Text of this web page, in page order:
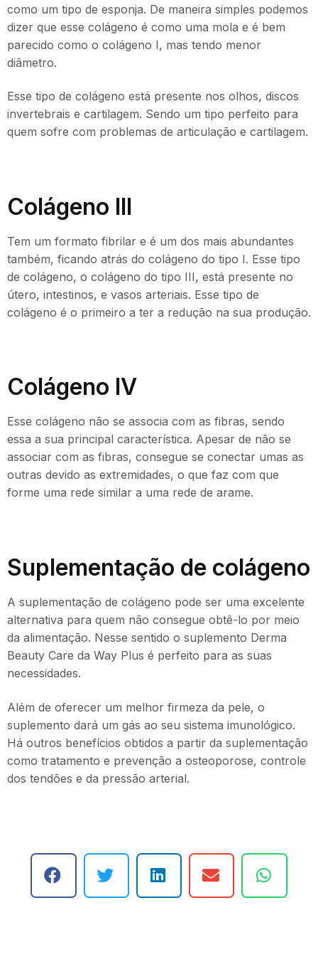
como um tipo de esponja. De maneira simples podemos
dizer que esse colágeno é como uma mola e é bem
parecido como o colágeno I, mas tendo menor
diâmetro.
Esse tipo de colágeno está presente nos olhos, discos
invertebrais e cartilagem. Sendo um tipo perfeito para
quem sofre com problemas de articulação e cartilagem.
Colágeno III
Tem um formato fibrilar e é um dos mais abundantes
também, ficando atrás do colágeno do tipo I. Esse tipo
de colágeno, o colágeno do tipo III, está presente no
útero, intestinos, e vasos arteriais. Esse tipo de
colágeno é o primeiro a ter a redução na sua produção.
Colágeno IV
Esse colágeno não se associa com as fibras, sendo
essa a sua principal característica. Apesar de não se
associar com as fibras, consegue se conectar umas as
outras devido as extremidades, o que faz com que
forme uma rede similar a uma rede de arame.
Suplementação de colágeno
A suplementação de colágeno pode ser uma excelente
alternativa para quem não consegue obtê-lo por meio
da alimentação. Nesse sentido o suplemento Derma
Beauty Care da Way Plus é perfeito para as suas
necessidades.
Além de oferecer um melhor firmeza da pele, o
suplemento dará um gás ao seu sistema imunológico.
Há outros benefícios obtidos a partir da suplementação
como tratamento e prevenção a osteoporose, controle
dos tendões e da pressão arterial.